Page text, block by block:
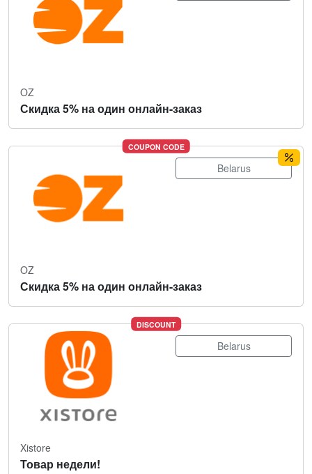
OZ
Скидка 5% на один онлайн-заказ
COUPON CODE
Belarus
OZ
Скидка 5% на один онлайн-заказ
DISCOUNT
Belarus
Xistore
Товар недели!